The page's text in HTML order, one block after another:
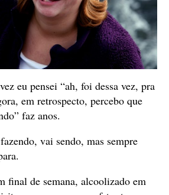
eu pensei “ah, foi dessa vez, pra
em retrospecto, percebo que
faz anos.
vai sendo, mas sempre
final de semana, alcoolizado em